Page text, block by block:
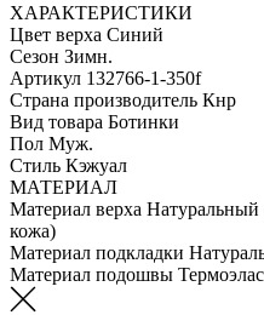
ХАРАКТЕРИСТИКИ
Цвет верха Синий
Сезон Зимн.
Артикул 132766-1-350f
Страна производитель Кнр
Вид товара Ботинки
Пол Муж.
Стиль Кэжуал
МАТЕРИАЛ
Материал верха Натуральный
кожа)
Материал подкладки
Материал подошвы